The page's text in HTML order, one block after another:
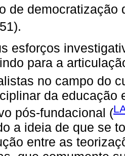
de democratização
esforços
para a
no campo do
da educação
pós-fundacional (
a ideia de que se
entre as